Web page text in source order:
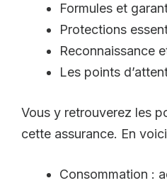
Formules et
Protections
Reconnaissance
Les points
Vous y retrouverez les
cette assurance. En
Consommation :